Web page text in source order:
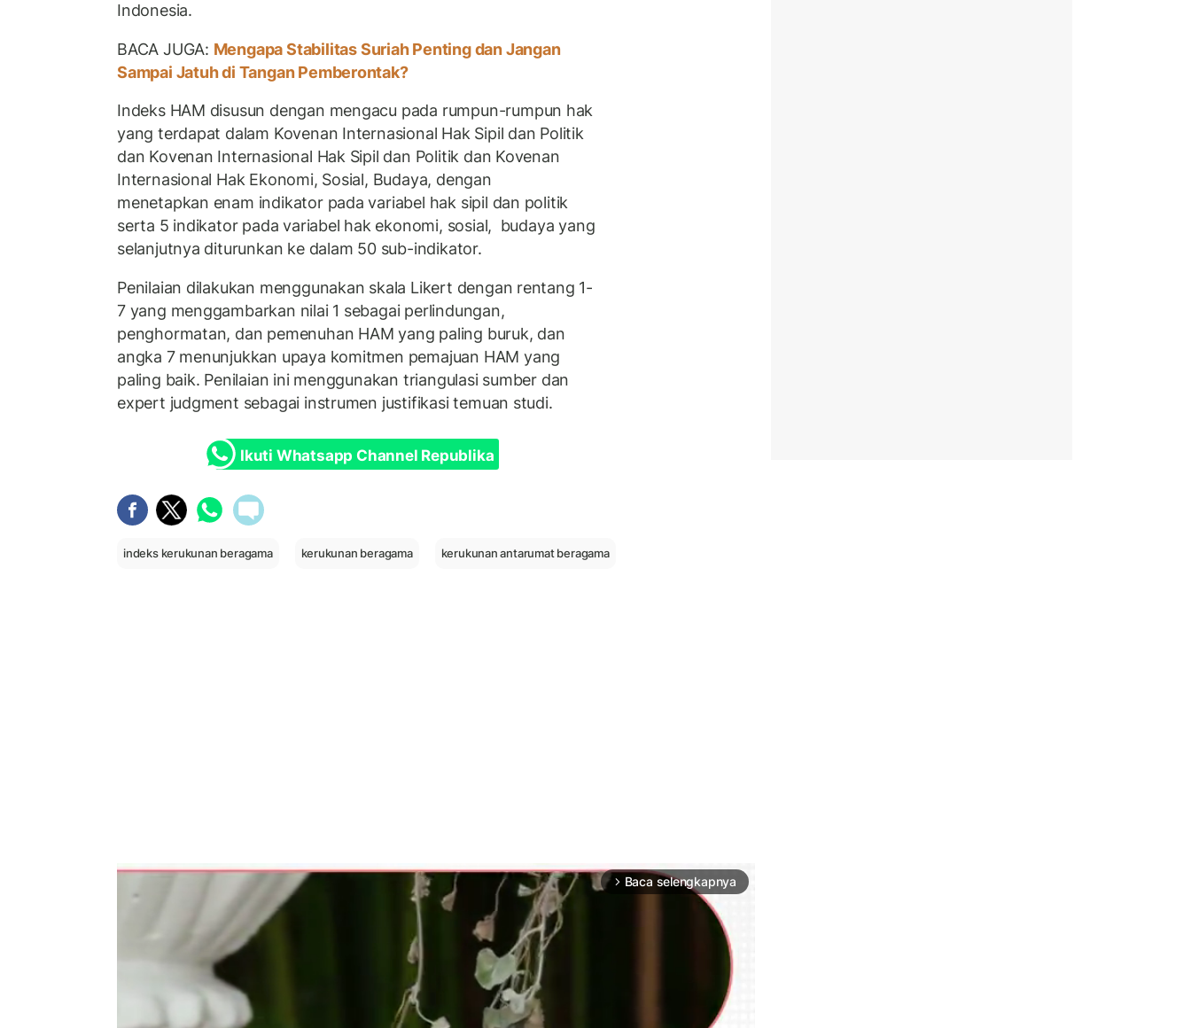
Indonesia.
BACA JUGA: Mengapa Stabilitas Suriah Penting dan Jangan
Sampai Jatuh di Tangan Pemberontak?
Indeks HAM disusun dengan mengacu pada rumpun-rumpun hak
yang terdapat dalam Kovenan Internasional Hak Sipil dan Politik
dan Kovenan Internasional Hak Sipil dan Politik dan Kovenan
Internasional Hak Ekonomi, Sosial, Budaya, dengan
menetapkan enam indikator pada variabel hak sipil dan politik
serta 5 indikator pada variabel hak ekonomi, sosial, budaya yang
selanjutnya diturunkan ke dalam 50 sub-indikator.
Penilaian dilakukan menggunakan skala Likert dengan rentang 1-
7 yang menggambarkan nilai 1 sebagai perlindungan,
penghormatan, dan pemenuhan HAM yang paling buruk, dan
angka 7 menunjukkan upaya komitmen pemajuan HAM yang
paling baik. Penilaian ini menggunakan triangulasi sumber dan
expert judgment sebagai instrumen justifikasi temuan studi.
Ikuti Whatsapp Channel Republika
indeks kerukunan beragama kerukunan beragama kerukunan antarumat beragama
arrow_forward_ios Baca selengkapnya